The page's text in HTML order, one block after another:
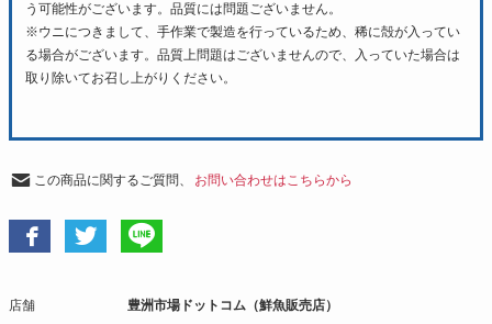
う可能性がございます。品質には問題ございません。
※ウニにつきまして、手作業で製造を行っているため、稀に殻が入ってい
る場合がございます。品質上問題はございませんので、入っていた場合は
取り除いてお召し上がりください。
この商品に関するご質問、 お問い合わせはこちらから
店舗 豊洲市場ドットコム（鮮魚販売店）